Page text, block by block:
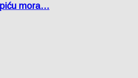
mora…